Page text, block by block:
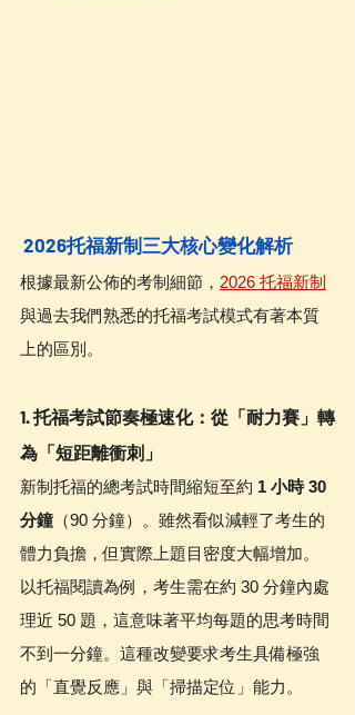
2026托福新制三大核心變化解析
根據最新公佈的考制細節， 2026 托福新制
與過去我們熟悉的托福考試模式有著本質
上的區別。
1. 托福考試節奏極速化：從「耐力賽」轉
為「短距離衝刺」
新制托福的總考試時間縮短至約 1 小時 30
分鐘（90 分鐘）。雖然看似減輕了考生的
體力負擔，但實際上題目密度大幅增加。
以托福閱讀為例，考生需在約 30 分鐘內處
理近 50 題，這意味著平均每題的思考時間
不到一分鐘。這種改變要求考生具備極強
的「直覺反應」與「掃描定位」能力。